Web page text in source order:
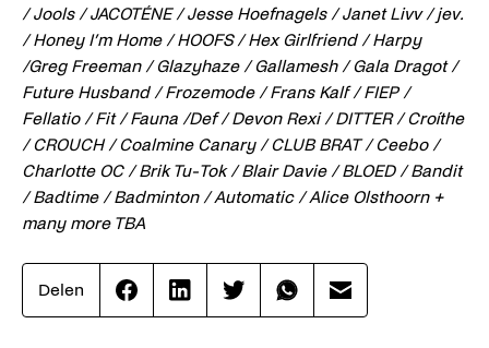
/ Jools / JACOTÉNE / Jesse Hoefnagels / Janet Livv / jev.
/ Honey I’m Home / HOOFS / Hex Girlfriend / Harpy
/Greg Freeman / Glazyhaze / Gallamesh / Gala Dragot /
Future Husband / Frozemode / Frans Kalf / FIEP /
Fellatio / Fit / Fauna /Def / Devon Rexi / DITTER / Croíthe
/ CROUCH / Coalmine Canary / CLUB BRAT / Ceebo /
Charlotte OC / Brik Tu-Tok / Blair Davie / BLOED / Bandit
/ Badtime / Badminton / Automatic / Alice Olsthoorn +
many more TBA
Delen
Effenaar
op
Effenaar
op
Effenaar
op
Effenaar
op
Effenaar
op